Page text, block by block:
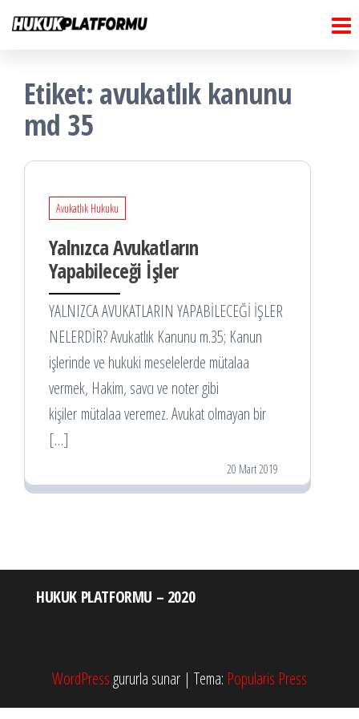
İçeriğe
atla
Etiket: avukatlık kanunu
md 35
Avukatlık Hukuku
Yalnızca Avukatların
Yapabileceği İşler
YALNIZCA AVUKATLARIN YAPABİLECEĞİ İŞLER
NELERDİR? Avukatlık Kanunu m.35; Kanun
işlerinde ve hukuki meselelerde mütalaa
vermek, Hakim, savcı ve noter gibi
kişiler mütalaa veremez. Avukat olmayan bir
[…]
20 Mart 2019
HUKUK PLATFORMU – 2020
WordPress gururla sunar | Tema: Popularis Press